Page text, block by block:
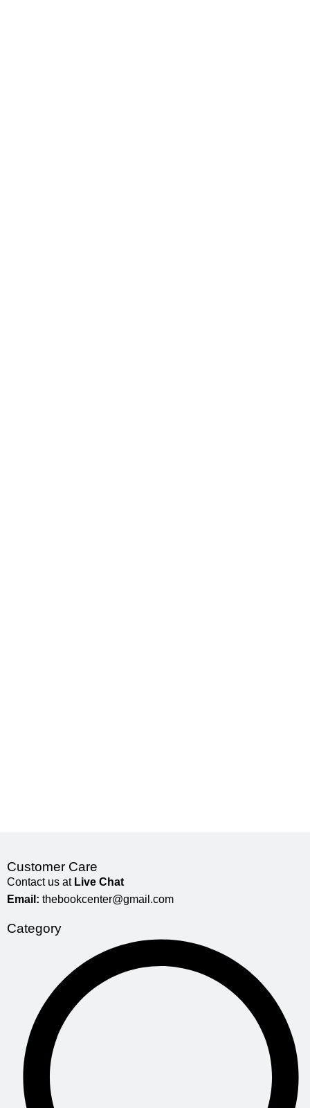
Customer Care
Contact us at Live Chat
Email: thebookcenter@gmail.com
Category